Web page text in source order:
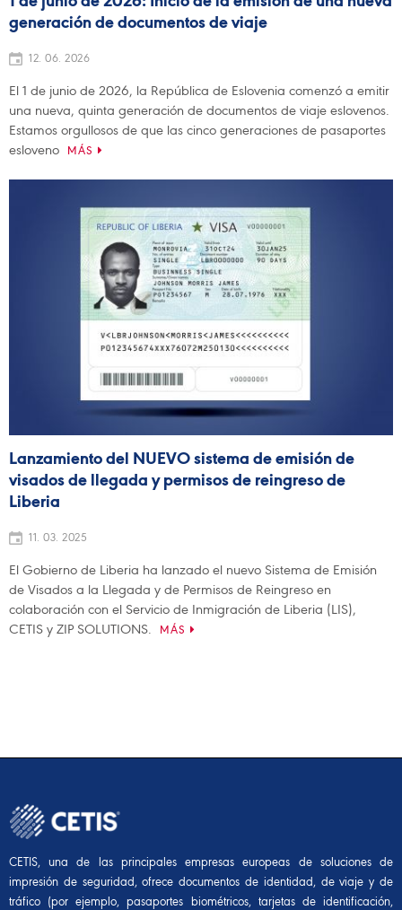
generación de documentos de viaje
12. 06. 2026
El 1 de junio de 2026, la República de Eslovenia comenzó a emitir
una nueva, quinta generación de documentos de viaje eslovenos.
Estamos orgullosos de que las cinco generaciones de pasaportes
esloveno
MÁS
Lanzamiento del NUEVO sistema de emisión de
visados de llegada y permisos de reingreso de
Liberia
11. 03. 2025
El Gobierno de Liberia ha lanzado el nuevo Sistema de Emisión
de Visados a la Llegada y de Permisos de Reingreso en
colaboración con el Servicio de Inmigración de Liberia (LIS),
CETIS y ZIP SOLUTIONS.
MÁS
CETIS, una de las principales empresas europeas de soluciones de
impresión de seguridad, ofrece documentos de identidad, de viaje y de
tráfico (por ejemplo, pasaportes biométricos, tarjetas de identificación,